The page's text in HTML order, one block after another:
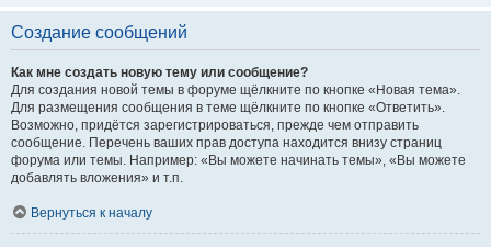
Создание сообщений
Как мне создать новую тему или сообщение?
Для создания новой темы в форуме щёлкните по кнопке «Новая тема».
Для размещения сообщения в теме щёлкните по кнопке «Ответить».
Возможно, придётся зарегистрироваться, прежде чем отправить
сообщение. Перечень ваших прав доступа находится внизу страниц
форума или темы. Например: «Вы можете начинать темы», «Вы можете
добавлять вложения» и т.п.
Вернуться к началу